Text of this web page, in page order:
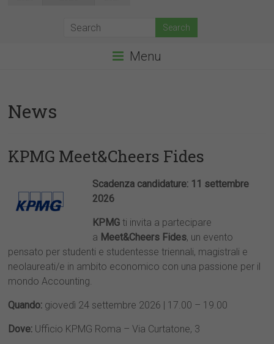
Menu
News
KPMG Meet&Cheers Fides
Scadenza candidature: 11 settembre
2026
KPMGti invita a partecipare
a Meet&Cheers Fides, un evento
pensato per studenti e studentesse triennali, magistrali e
neolaureati/e in ambito economico con una passione per il
mondo Accounting.
Quando: giovedì 24 settembre 2026 | 17.00 – 19.00
Dove: Ufficio KPMG Roma – Via Curtatone, 3